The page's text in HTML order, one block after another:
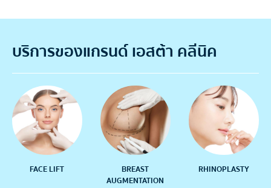
บริการของแกรนด์ เอสต้า คลีนิค
FACE LIFT
BREAST
AUGMENTATION
RHINOPLASTY